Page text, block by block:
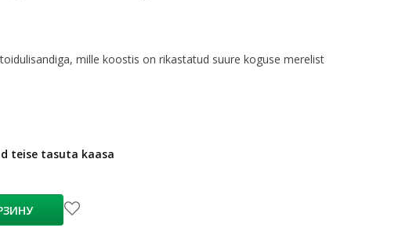
mille koostis on rikastatud suure koguse merelist
teise tasuta kaasa